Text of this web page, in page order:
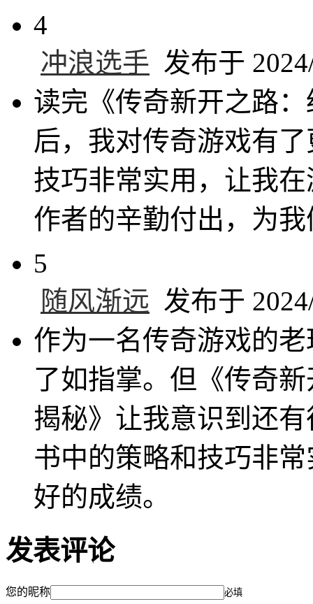
4
冲浪选手 发布于
读完《传奇新开之路
后，我对传奇游戏有
技巧非常实用，让我
作者的辛勤付出，为
5
随风渐远 发布于
作为一名传奇游戏的
了如指掌。但《传奇
揭秘》让我意识到还
书中的策略和技巧非
好的成绩。
发表评论
您的昵称 必填